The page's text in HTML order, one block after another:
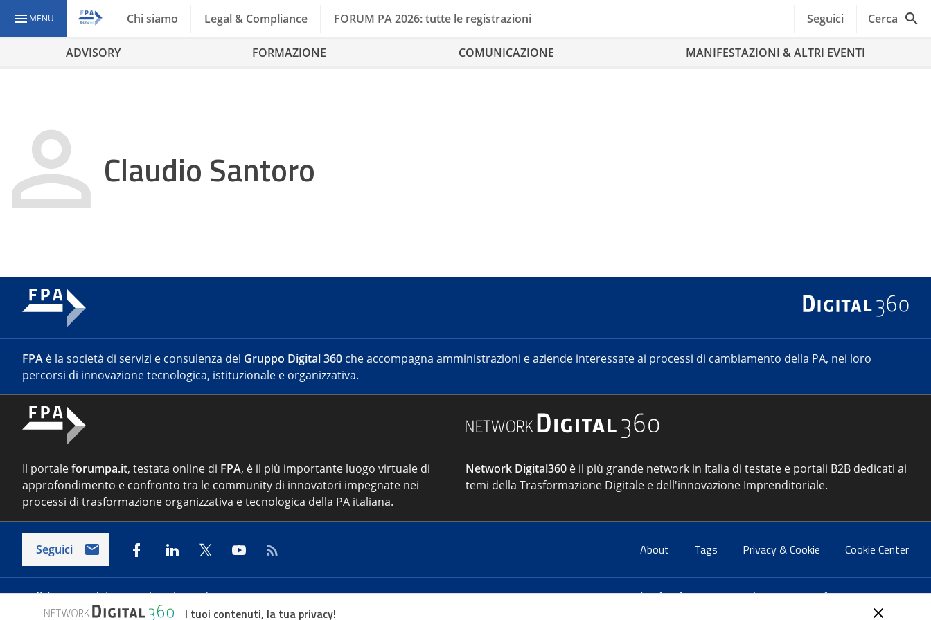
MENU Chi siamo Legal & Compliance FORUM PA 2026: tutte le registrazioni Seguici Cerca
ADVISORY FORMAZIONE COMUNICAZIONE MANIFESTAZIONI & ALTRI EVENTI
Claudio Santoro
FPA è la società di servizi e consulenza del Gruppo Digital 360 che accompagna amministrazioni e aziende interessate ai processi di cambiamento della PA, nei loro
percorsi di innovazione tecnologica, istituzionale e organizzativa.
Il portaleforumpa.it, testata online di FPA, è il più importante luogo virtuale di
approfondimento e confronto tra le community di innovatori impegnate nei
processi di trasformazione organizzativa e tecnologica della PA italiana.
Network Digital360 è il più grande network in Italia di testate e portali B2B dedicati ai
temi della Trasformazione Digitale e dell'innovazione Imprenditoriale.
Seguici About Tags Privacy & Cookie Cookie Center
Indirizzo:Via del Porto Fluviale 67/d – 00154 Roma Contatti:info@forumpa.it- tel. 06 684251 - fax. 06 68425433
I tuoi contenuti, la tua privacy!